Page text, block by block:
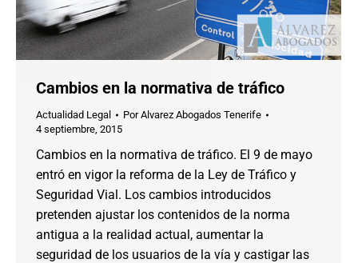
Cambios en la normativa de tráfico
Actualidad Legal PorAlvarez Abogados Tenerife
4 septiembre, 2015
Cambios en la normativa de tráfico. El 9 de mayo
entró en vigor la reforma de la Ley de Tráfico y
Seguridad Vial. Los cambios introducidos
pretenden ajustar los contenidos de la norma
antigua a la realidad actual, aumentar la
seguridad de los usuarios de la vía y castigar las